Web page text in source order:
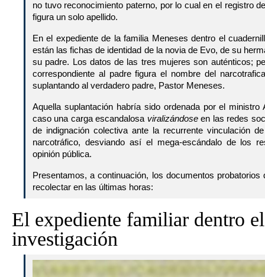
no tuvo reconocimiento paterno, por lo cual en el registro
figura un solo apellido.
En el expediente de la familia Meneses dentro el
están las fichas de identidad de la novia de Evo, de su
su padre. Los datos de las tres mujeres son auténticos;
correspondiente al padre figura el nombre del
suplantando al verdadero padre, Pastor Meneses.
Aquella suplantación habría sido ordenada por el ministro
caso una carga escandalosa viralizándoseen las redes
de indignación colectiva ante la recurrente vinculación
narcotráfico, desviando así el mega-escándalo de los
opinión pública.
Presentamos, a continuación, los documentos probatorios
recolectar en las últimas horas:
El expediente familiar dentro
investigación